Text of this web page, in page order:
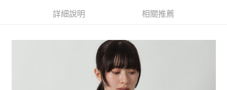
3.實際核准額度、可分期數及費用金額請依後續交易確認頁面所載為準。
4.訂單成立30分鐘內，如未前往確認交易或遇審核未通過，訂單將自動取
1.分期款項不併入電信帳單，「大哥付你分期」於每月結算日後寄送繳費提
2.透過簡訊連結打開帳單後，可選擇「超商條碼／台灣大直營門市／銀行轉
帳／街口支付／iPASS MONEY」等通路繳費。
３．安心：先確認商品／服務後，再付款。
【「AFTEE先享後付」結帳流程】
１．於結帳方式選擇「AFTEE先享後付」後，將跳轉至「AFTEE先享後付」
結帳頁面，進行簡訊認證並確認金額後，即可完成結帳。
２．訂單成立數日內，您將收到繳費通知簡訊。
每筆NT$80，滿NT$888(含以上)免運費
每筆NT$80，滿NT$888(含以上)免運費
詳細說明 相關推薦